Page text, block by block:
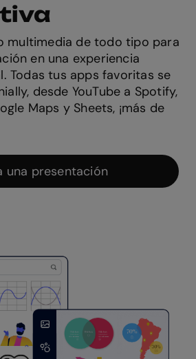
multimedia de todo tipo para
en una experiencia
Todas tus apps favoritas se
desde YouTube a Spotify,
Maps y Sheets, ¡más de
una presentación